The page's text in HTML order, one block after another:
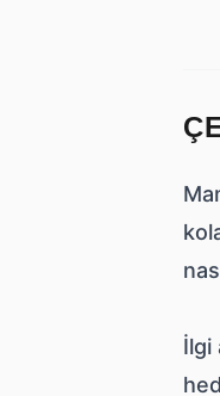
İlgi